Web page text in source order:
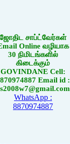
ஜோதிட சாப்ட்வேர்கள்
Online வழியாக
30 நிமிடங்களில்
கிடைக்கும்
GOVINDANE Cell:
Email id :
WhatsApp :
8870974887